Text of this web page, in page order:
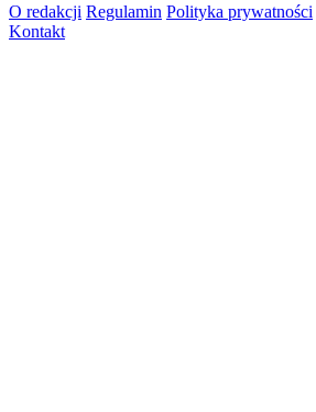
O redakcji Regulamin Polityka prywatności
Kontakt